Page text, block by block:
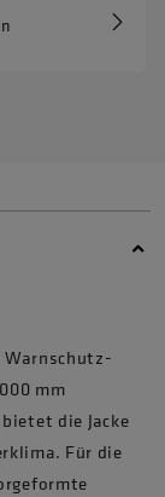
Warnschutz-
mm
die Jacke
Für die